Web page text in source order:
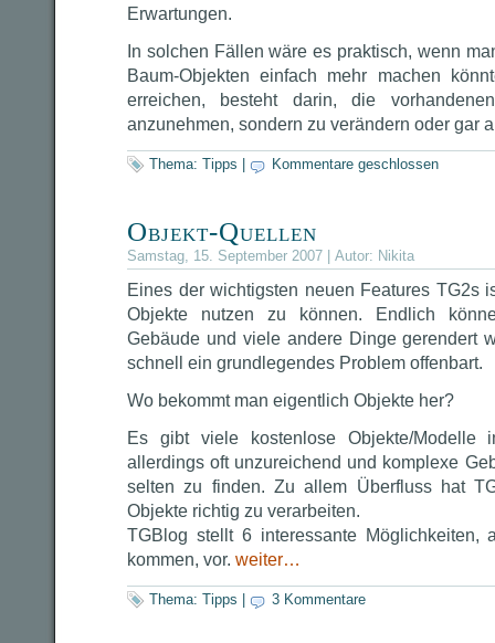
Erwartungen.
In solchen Fällen wäre es praktisch, wenn
Baum-Objekten einfach mehr machen
erreichen, besteht darin, die
anzunehmen, sondern zu verändern oder gar
Thema: Tipps Kommentare geschlossen
Objekt-Quellen
Samstag, 15. September 2007 | Autor: Nikita
Eines der wichtigsten neuen Features TG2s
Objekte nutzen zu können. Endlich
Gebäude und viele andere Dinge gerendert
schnell ein grundlegendes Problem offenbart.
Wo bekommt man eigentlich Objekte her?
Es gibt viele kostenlose Objekte/
allerdings oft unzureichend und komplexe
selten zu finden. Zu allem Überfluss hat
Objekte richtig zu verarbeiten.
TGBlog stellt 6 interessante Möglichkeiten,
kommen, vor. weiter…
Thema: Tipps 3 Kommentare